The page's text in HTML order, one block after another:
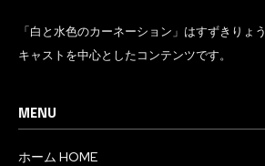
「白と水色のカーネーション」はすずきりょ
キャストを中心としたコンテンツです。
MENU
ホーム HOME